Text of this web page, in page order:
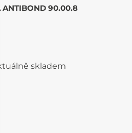
ANTIBOND 90.00.8
skladem